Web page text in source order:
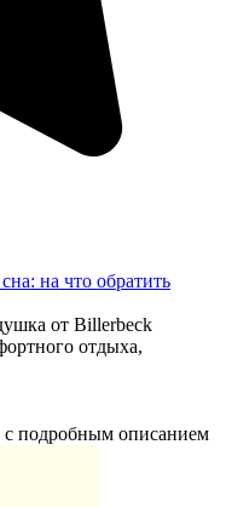
на что обратить
от Billerbeck
отдыха,
подробным описанием